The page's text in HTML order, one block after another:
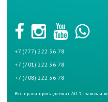
+7 (777) 222 56 78
+7 (701) 222 56 78
+7 (708) 222 56 78
Все права принадлежат АО "Страховая